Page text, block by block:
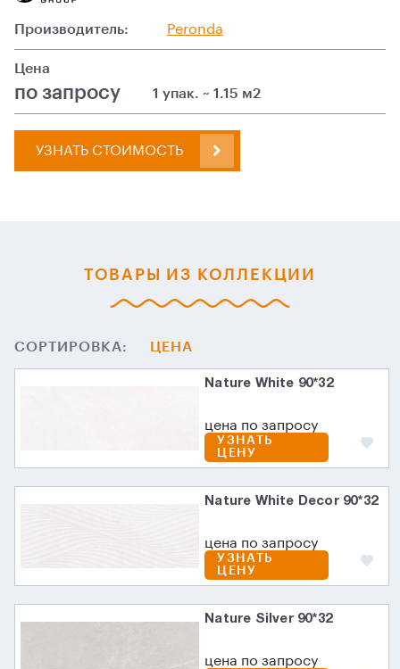
Производитель: Peronda
Цена
по запросу 1 упак. ~ 1.15 м2
УЗНАТЬ СТОИМОСТЬ
ТОВАРЫ ИЗ КОЛЛЕКЦИИ
СОРТИРОВКА: ЦЕНА
Nature White 90*32
цена по запросу
УЗНАТЬ
ЦЕНУ
Nature White Decor 90*32
цена по запросу
УЗНАТЬ
ЦЕНУ
Nature Silver 90*32
цена по запросу